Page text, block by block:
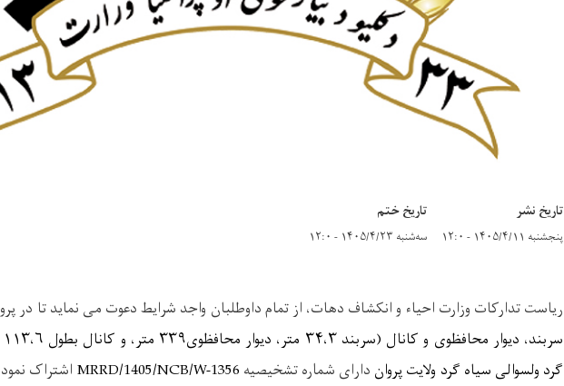
تاریخ نشر
پنجشنبه ۱۴۰۵/۴/۱۱ - ۱۲:۰
تاریخ ختم
سه‌شنبه ۱۴۰۵/۴/۲۳ - ۱۲:۰
ریاست تدارکات وزارت احیاء و انکشاف دهات، از تمام داوطلبان واجد شرایط دعوت می نماید تا در
سربند، دیوار محافظوی و کانال (سربند۳۴،۳ متر، دیوار محافظوی۳۳۹ متر، و کانال بطول ۱۱۳،۶
گرد ولسوالی سیاه گرد ولایت پروان دارای شماره تشخیصیه MRRD/1405/NCB/W-1356 اشتراک